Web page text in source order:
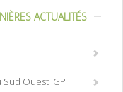
ACTUALITÉS
Ouest IGP